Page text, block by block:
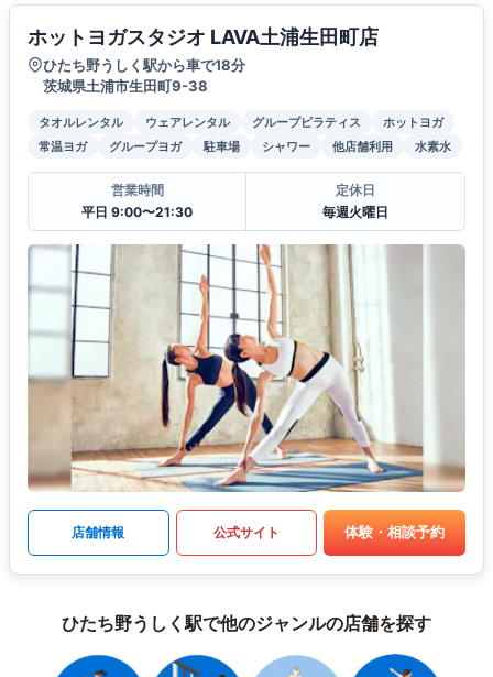
ホットヨガスタジオ LAVA土浦生田町店
ひたち野うしく駅から車で18分
茨城県土浦市生田町9-38
タオルレンタル ウェアレンタル グループピラティス
ホットヨガ
常温ヨガ
グループヨガ 駐車場 シャワー 他店舗利用 水素水
営業時間
平日 9:00〜21:30
定休日
毎週火曜日
店舗情報 公式サイト 体験・相談予約
ひたち野うしく駅で他のジャンルの店舗を探す